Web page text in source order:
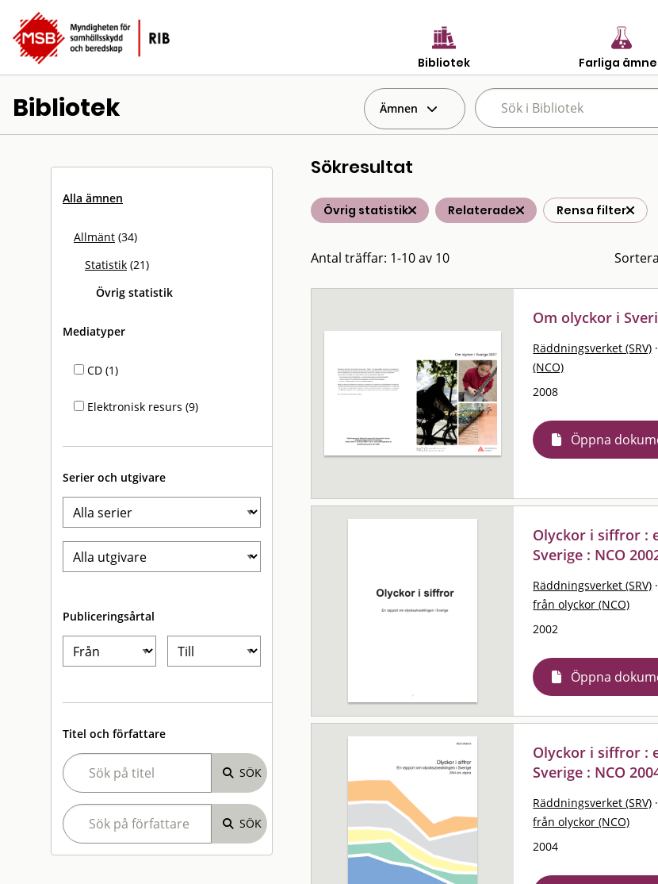
Bibliotek Farliga
Bibliotek Ämnen
Alla ämnen
Allmänt (34)
Statistik (21)
Övrig statistik
Mediatyper
CD (1)
Elektronisk resurs (9)
Serier och utgivare
Publiceringsårtal
Titel och författare
Sökresultat
Övrig statistik Relaterade Rensa filter
Antal träffar: 1-10 av 10
Om olyckor i
Räddningsverket (SRV) ·
(NCO)
2008
Öppna
Olyckor i siffror :
Sverige : NCO
Räddningsverket (SRV) ·
från olyckor (NCO)
2002
Öppna
Olyckor i siffror :
Sverige : NCO
Räddningsverket (SRV) ·
från olyckor (NCO)
2004